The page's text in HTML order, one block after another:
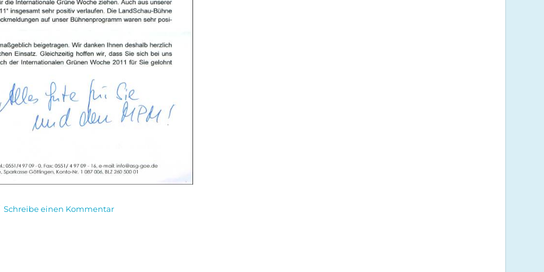
Schreibe einen Kommentarzu